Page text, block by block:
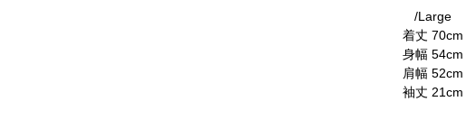
/Large
着丈 70cm
身幅 54cm
肩幅 52cm
袖丈 21cm